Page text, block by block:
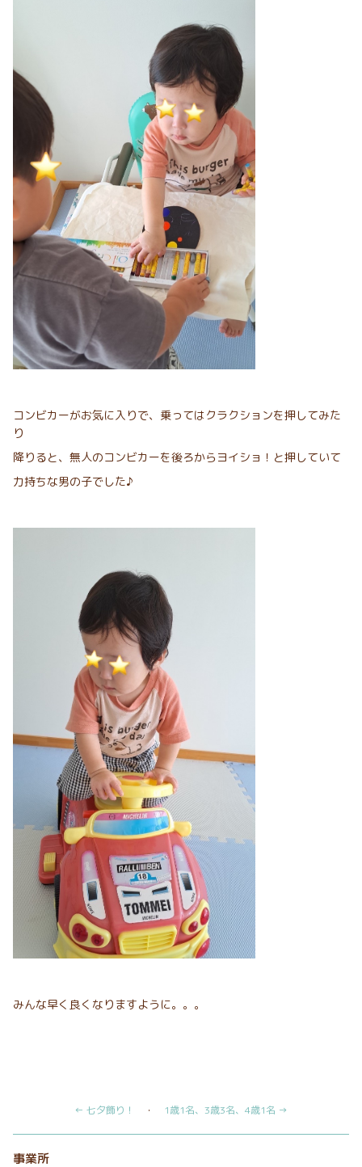
コンビカーがお気に入りで、乗ってはクラクションを押してみた
り
降りると、無人のコンビカーを後ろからヨイショ！と押していて
力持ちな男の子でした♪
みんな早く良くなりますように。。。
← 七夕飾り！ ・ 1歳1名、3歳3名、4歳1名 →
事業所